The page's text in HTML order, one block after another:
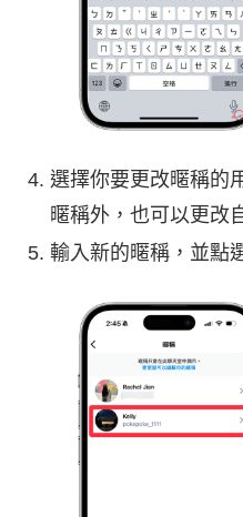
選擇你要更改暱稱的
暱稱外，也可以更改
輸入新的暱稱，並點